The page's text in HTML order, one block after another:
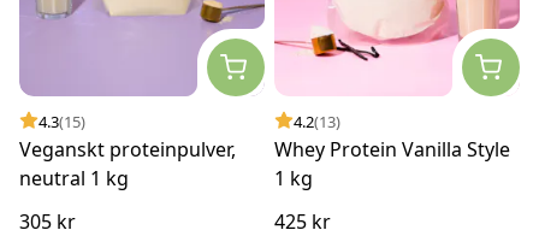
4.3(15)
Veganskt proteinpulver,
neutral 1 kg
305 kr
4.2(13)
Whey Protein Vanilla Style
1 kg
425 kr